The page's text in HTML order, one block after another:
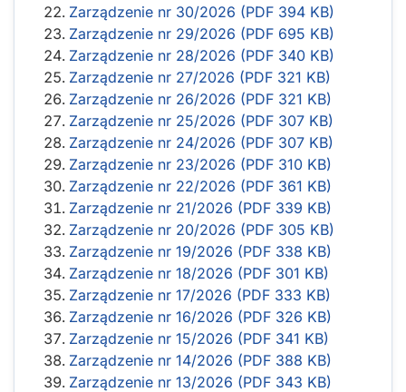
Zarządzenie nr 30/2026 (PDF 394 KB)
Zarządzenie nr 29/2026 (PDF 695 KB)
Zarządzenie nr 28/2026 (PDF 340 KB)
Zarządzenie nr 27/2026 (PDF 321 KB)
Zarządzenie nr 26/2026 (PDF 321 KB)
Zarządzenie nr 25/2026 (PDF 307 KB)
Zarządzenie nr 24/2026 (PDF 307 KB)
Zarządzenie nr 23/2026 (PDF 310 KB)
Zarządzenie nr 22/2026 (PDF 361 KB)
Zarządzenie nr 21/2026 (PDF 339 KB)
Zarządzenie nr 20/2026 (PDF 305 KB)
Zarządzenie nr 19/2026 (PDF 338 KB)
Zarządzenie nr 18/2026 (PDF 301 KB)
Zarządzenie nr 17/2026 (PDF 333 KB)
Zarządzenie nr 16/2026 (PDF 326 KB)
Zarządzenie nr 15/2026 (PDF 341 KB)
Zarządzenie nr 14/2026 (PDF 388 KB)
Zarządzenie nr 13/2026 (PDF 343 KB)